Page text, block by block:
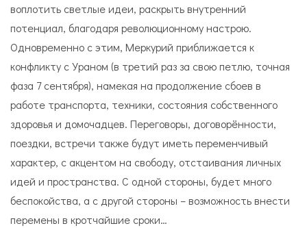
воплотить светлые идеи, раскрыть внутренний
потенциал, благодаря революционному настрою.
Одновременно с этим, Меркурий приближается к
конфликту с Ураном (в третий раз за свою петлю, точная
фаза 7 сентября), намекая на продолжение сбоев в
работе транспорта, техники, состояния собственного
здоровья и домочадцев. Переговоры, договорённости,
поездки, встречи также будут иметь переменчивый
характер, с акцентом на свободу, отстаивания личных
идей и пространства. С одной стороны, будет много
беспокойства, а с другой стороны – возможность внести
перемены в кротчайшие сроки…